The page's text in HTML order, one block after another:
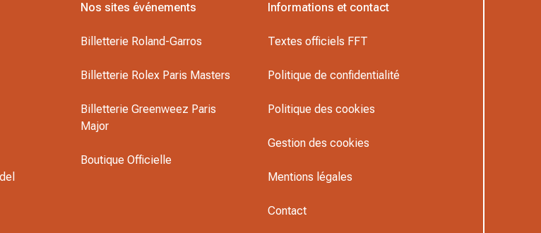
Nos sites événements
Billetterie Roland-Garros
Billetterie Rolex Paris Masters
Billetterie Greenweez Paris
Major
Boutique Officielle
Informations et contact
Textes officiels FFT
Politique de confidentialité
Politique des cookies
Gestion des cookies
Mentions légales
Contact